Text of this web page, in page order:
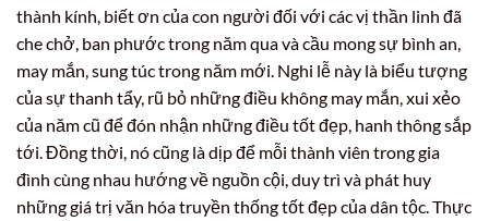
thành kính, biết ơn của con người đối với các vị thần linh đã
che chở, ban phước trong năm qua và cầu mong sự bình an,
may mắn, sung túc trong năm mới. Nghi lễ này là biểu tượng
của sự thanh tẩy, rũ bỏ những điều không may mắn, xui xẻo
của năm cũ để đón nhận những điều tốt đẹp, hanh thông sắp
tới. Đồng thời, nó cũng là dịp để mỗi thành viên trong gia
đình cùng nhau hướng về nguồn cội, duy trì và phát huy
những giá trị văn hóa truyền thống tốt đẹp của dân tộc. Thực